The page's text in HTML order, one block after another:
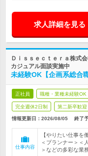
求人詳細を見る
Ｄｉｓｓｅｃｔｅｒａ株式
カジュアル面談実施中
未経験OK【企画系総合
正社員 職種・業種未経験OK
完全週休2日制 第二新卒歓迎
情報更新日：2026/08/05 終了
仕事内容
【やりたい仕事
＜プランナー＞＜
＞などの多彩な業